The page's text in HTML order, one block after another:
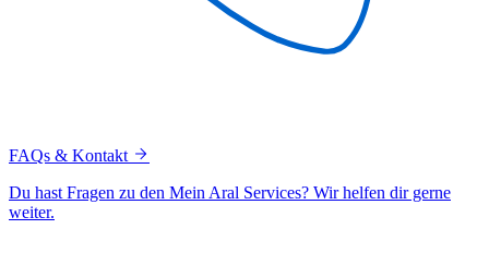
FAQs & Kontakt
Du hast Fragen zu den Mein Aral Services? Wir helfen dir gerne
weiter.